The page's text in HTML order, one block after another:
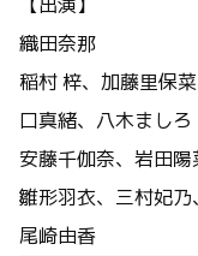
【出演】
織田奈那
稲村 梓、加藤里保
口真緒、八木ましろ
安藤千伽奈、岩田陽
雛形羽衣、三村妃乃
尾崎由香